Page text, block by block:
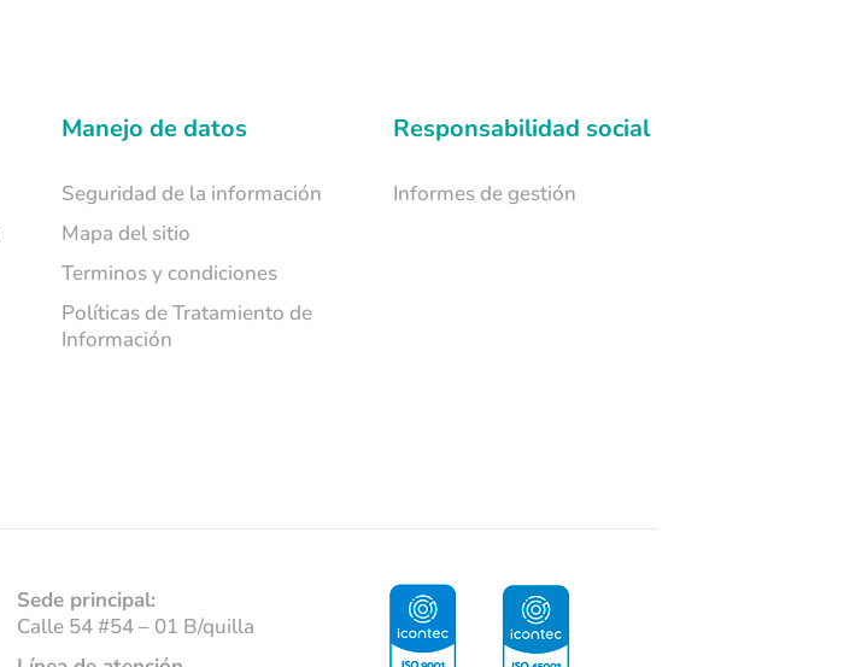
Manejo de datos
Seguridad de la información
Mapa del sitio
Terminos y condiciones
Políticas de Tratamiento de
Información
Responsabilidad social
Informes de gestión
Sede principal:
Calle 54 #54 – 01 B/quilla